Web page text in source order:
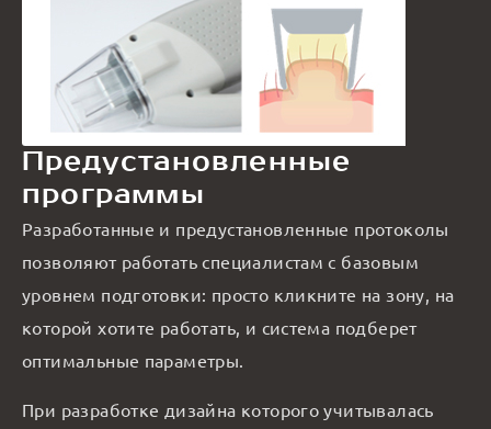
Предустановленные
программы
Разработанные и предустановленные протоколы
позволяют работать специалистам с базовым
уровнем подготовки: просто кликните на зону, на
которой хотите работать, и система подберет
оптимальные параметры.
При разработке дизайна которого учитывалась